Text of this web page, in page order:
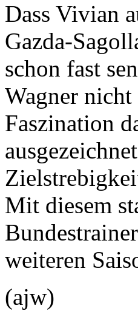
Dass Vivian
Gazda-
schon fast
Wagner
Faszination
Mit diesem
weiteren
(ajw)